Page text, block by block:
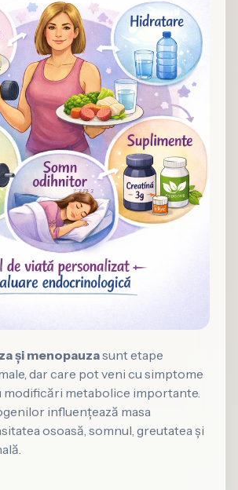
și menopauzasunt etape
dar care pot veni cu simptome
modificări metabolice importante.
influențează masa
osoasă, somnul, greutatea și